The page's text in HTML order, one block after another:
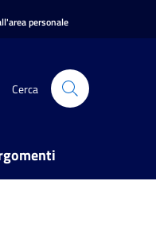
personale
Cerca